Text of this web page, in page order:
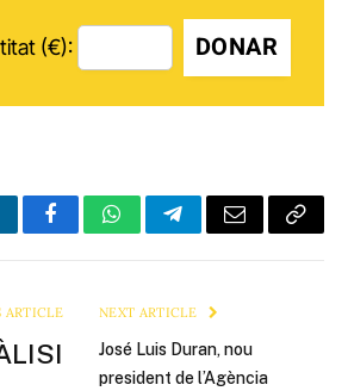
(€): DONAR
FacebookWhatsAppTelegramEmail Copy
ARTICLE NEXT ARTICLE
José Luis Duran, nou
president de l’Agència